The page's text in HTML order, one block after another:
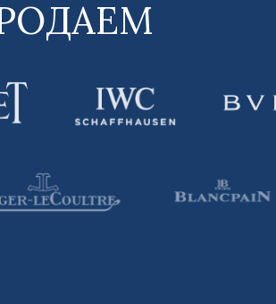
Новости
(2) Гражданского
подробной
и стоимости указанных
пожалуйста, обращайтесь